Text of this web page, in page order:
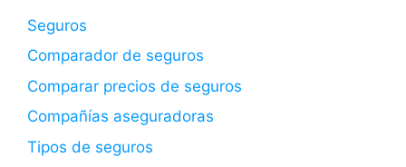
Seguros
Comparador de seguros
Comparar precios de seguros
Compañías aseguradoras
Tipos de seguros